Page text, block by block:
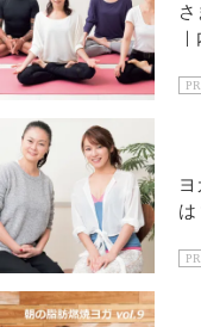
PR
は
PR